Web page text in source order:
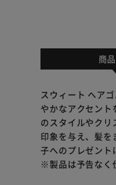
商
スウィート ヘア
やかなアクセン
のスタイルやクリ
印象を与え、髪を
子へのプレゼント
※製品は予告なく